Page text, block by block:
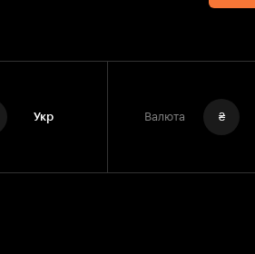
Укр Валюта ₴